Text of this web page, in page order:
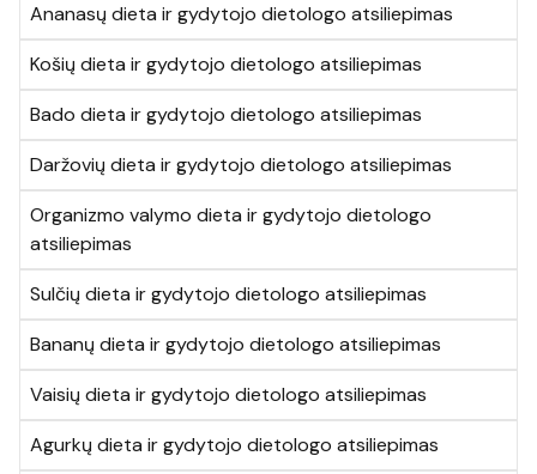
Ananasų dieta ir gydytojo dietologo atsiliepimas
Košių dieta ir gydytojo dietologo atsiliepimas
Bado dieta ir gydytojo dietologo atsiliepimas
Daržovių dieta ir gydytojo dietologo atsiliepimas
Organizmo valymo dieta ir gydytojo dietologo
atsiliepimas
Sulčių dieta ir gydytojo dietologo atsiliepimas
Bananų dieta ir gydytojo dietologo atsiliepimas
Vaisių dieta ir gydytojo dietologo atsiliepimas
Agurkų dieta ir gydytojo dietologo atsiliepimas